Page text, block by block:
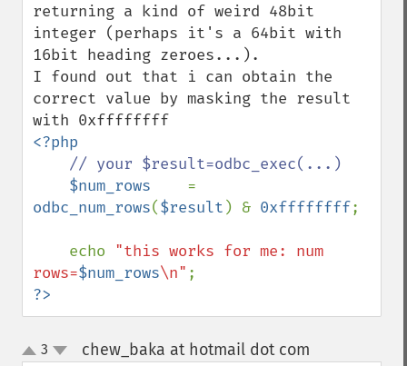
returning a kind of weird 48bit
integer (perhaps it's a 64bit with
16bit heading zeroes...).
I found out that i can obtain the
correct value by masking the result
<?php
// your $result=odbc_exec(...)
$num_rows
odbc_num_rows($result ) & 0xffffffff;
    echo
"this works for me: num
rows=$num_rows\n"
?>
up3 chew_baka at hotmail dot com